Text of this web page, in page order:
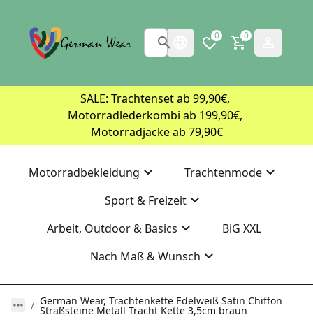
0 0
SALE: Trachtenset ab 99,90€,
Motorradlederkombi ab 199,90€,
Motorradjacke ab 79,90€
Motorradbekleidung
Trachtenmode
Sport & Freizeit
Arbeit, Outdoor & Basics
BiG XXL
Nach Maß & Wunsch
German Wear, Trachtenkette Edelweiß Satin Chiffon
Straßsteine Metall Tracht Kette 3,5cm braun